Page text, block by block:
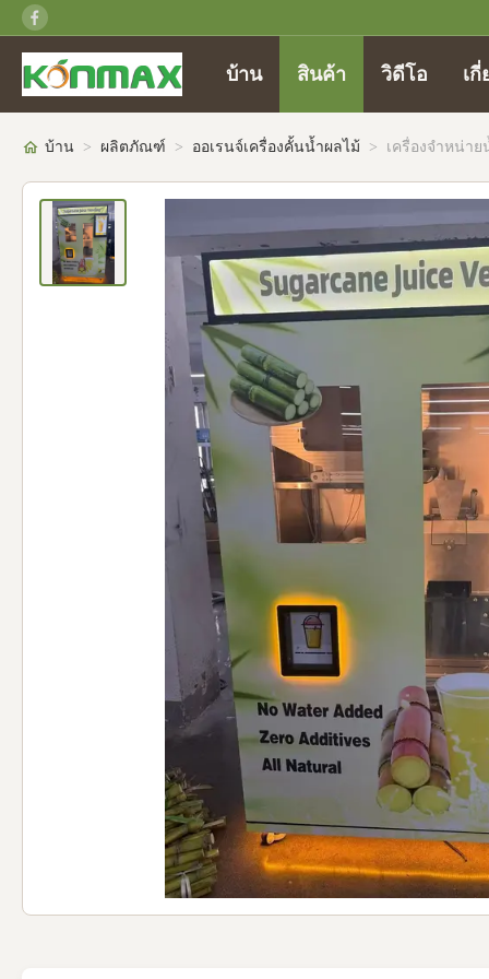
บ้าน สินค้า วิดีโอ เกี่
บ้าน > ผลิตภัณฑ์ > ออเรนจ์เครื่องคั้นน้ำผลไม้ > เครื่องจำหน่า